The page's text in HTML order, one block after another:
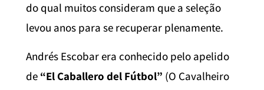
do qual muitos consideram que a seleção
levou anos para se recuperar plenamente.
Andrés Escobar era conhecido pelo apelido
de “El Caballero del Fútbol” (O Cavalheiro